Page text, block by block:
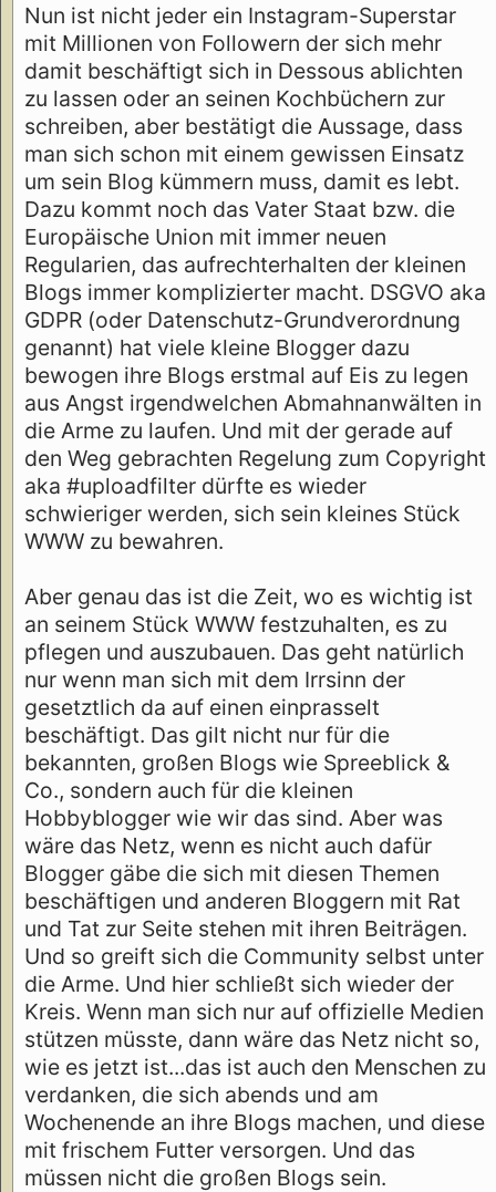
Nun ist nicht jeder ein Instagram-Superstar
mit Millionen von Followern der sich mehr
damit beschäftigt sich in Dessous ablichten
zu lassen oder an seinen Kochbüchern zur
schreiben, aber bestätigt die Aussage, dass
man sich schon mit einem gewissen Einsatz
um sein Blog kümmern muss, damit es lebt.
Dazu kommt noch das Vater Staat bzw. die
Europäische Union mit immer neuen
Regularien, das aufrechterhalten der kleinen
Blogs immer komplizierter macht. DSGVO aka
GDPR (oder Datenschutz-Grundverordnung
genannt) hat viele kleine Blogger dazu
bewogen ihre Blogs erstmal auf Eis zu legen
aus Angst irgendwelchen Abmahnanwälten in
die Arme zu laufen. Und mit der gerade auf
den Weg gebrachten Regelung zum Copyright
aka #uploadfilter dürfte es wieder
schwieriger werden, sich sein kleines Stück
WWW zu bewahren.
Aber genau das ist die Zeit, wo es wichtig ist
an seinem Stück WWW festzuhalten, es zu
pflegen und auszubauen. Das geht natürlich
nur wenn man sich mit dem Irrsinn der
gesetztlich da auf einen einprasselt
beschäftigt. Das gilt nicht nur für die
bekannten, großen Blogs wie Spreeblick &
Co., sondern auch für die kleinen
Hobbyblogger wie wir das sind. Aber was
wäre das Netz, wenn es nicht auch dafür
Blogger gäbe die sich mit diesen Themen
beschäftigen und anderen Bloggern mit Rat
und Tat zur Seite stehen mit ihren Beiträgen.
Und so greift sich die Community selbst unter
die Arme. Und hier schließt sich wieder der
Kreis. Wenn man sich nur auf offizielle Medien
stützen müsste, dann wäre das Netz nicht so,
wie es jetzt ist...das ist auch den Menschen zu
verdanken, die sich abends und am
Wochenende an ihre Blogs machen, und diese
mit frischem Futter versorgen. Und das
müssen nicht die großen Blogs sein.